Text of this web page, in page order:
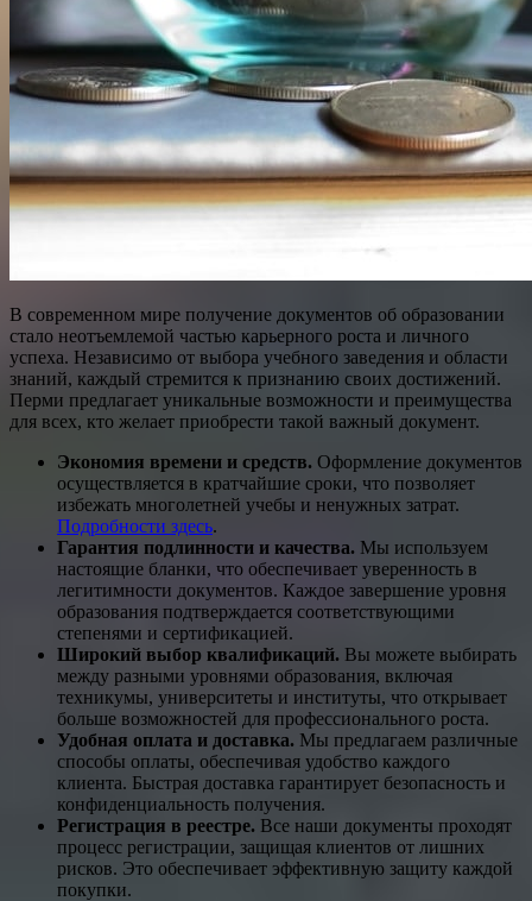
В современном мире получение документов об образовании
стало неотъемлемой частью карьерного роста и личного
успеха. Независимо от выбора учебного заведения и области
знаний, каждый стремится к признанию своих достижений.
Перми предлагает уникальные возможности и преимущества
для всех, кто желает приобрести такой важный документ.
Экономия времени и средств. Оформление документов
осуществляется в кратчайшие сроки, что позволяет
избежать многолетней учебы и ненужных затрат.
Подробности здесь.
Гарантия подлинности и качества. Мы используем
настоящие бланки, что обеспечивает уверенность в
легитимности документов. Каждое завершение уровня
образования подтверждается соответствующими
степенями и сертификацией.
Широкий выбор квалификаций. Вы можете выбирать
между разными уровнями образования, включая
техникумы, университеты и институты, что открывает
больше возможностей для профессионального роста.
Удобная оплата и доставка. Мы предлагаем различные
способы оплаты, обеспечивая удобство каждого
клиента. Быстрая доставка гарантирует безопасность и
конфиденциальность получения.
Регистрация в реестре. Все наши документы проходят
процесс регистрации, защищая клиентов от лишних
рисков. Это обеспечивает эффективную защиту каждой
покупки.